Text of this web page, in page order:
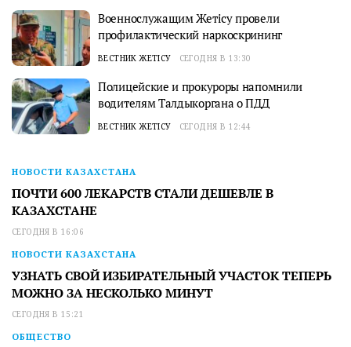
Военнослужащим Жетісу провели
профилактический наркоскрининг
ВЕСТНИК ЖЕТІСУ СЕГОДНЯ В 13:30
Полицейские и прокуроры напомнили
водителям Талдыкоргана о ПДД
ВЕСТНИК ЖЕТІСУ СЕГОДНЯ В 12:44
НОВОСТИ КАЗАХСТАНА
ПОЧТИ 600 ЛЕКАРСТВ СТАЛИ ДЕШЕВЛЕ В
КАЗАХСТАНЕ
СЕГОДНЯ В 16:06
НОВОСТИ КАЗАХСТАНА
УЗНАТЬ СВОЙ ИЗБИРАТЕЛЬНЫЙ УЧАСТОК ТЕПЕРЬ
МОЖНО ЗА НЕСКОЛЬКО МИНУТ
СЕГОДНЯ В 15:21
ОБЩЕСТВО